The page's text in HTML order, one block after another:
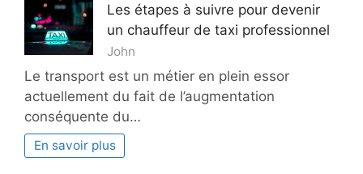
Les étapes à suivre pour devenir
un chauffeur de taxi professionnel
John
Le transport est un métier en plein essor
actuellement du fait de l’augmentation
conséquente du…
En savoir plus